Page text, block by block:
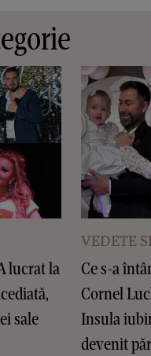
lucrat la
sale
VEDETE
Ce s-a
Cornel
Insula
devenit